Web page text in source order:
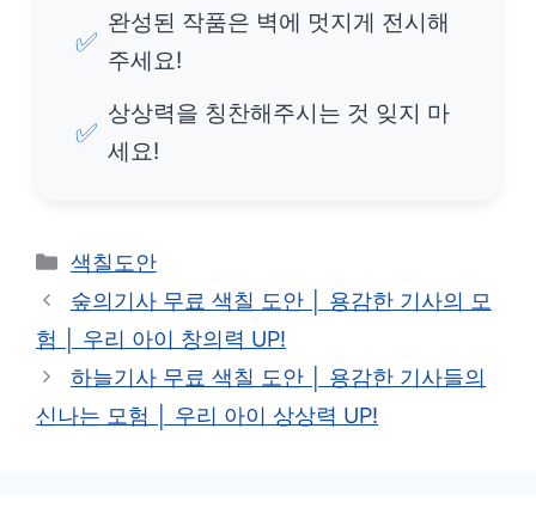
✅
완성된 작품은 벽에 멋지게 전시해
주세요!
✅
상상력을 칭찬해주시는 것 잊지 마
세요!
카
테
고
리
색칠도안
숲의기사 무료 색칠 도안 │ 용감한 기사의 모
험 │ 우리 아이 창의력 UP!
하늘기사 무료 색칠 도안 │ 용감한 기사들의
신나는 모험 │ 우리 아이 상상력 UP!